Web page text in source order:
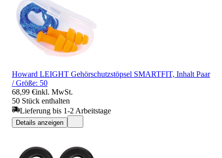
Howard LEIGHT Gehörschutzstöpsel SMARTFIT, Inhalt Paar
/ Größe: 50
68,99 €inkl. MwSt.
50 Stück enthalten
Lieferung bis 1-2 Arbeitstage
Details anzeigen